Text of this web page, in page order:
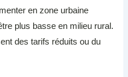
en zone urbaine
plus basse en milieu rural.
des tarifs réduits ou du